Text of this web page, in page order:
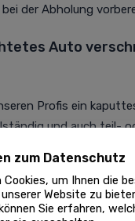
der Abholung
Auto
Profis ein
und auch teil-
dagegen nicht
Autoteile ausgebaut
Ihr altes Auto immer
zum Datenschutz
Cookies, um Ihnen die
Website zu
Sie erfahren,